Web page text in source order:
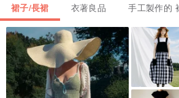
後開岔設計，為穿著者帶來更多活動自由。
右前側設有實用大容量手插袋，右後臀部則
與實用性。
裙子/長裙 衣著良品 手工製作的